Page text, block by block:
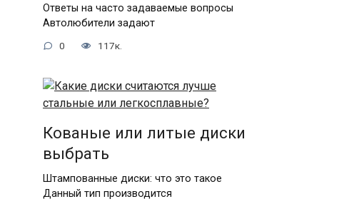
Ответы на часто задаваемые вопросы
Автолюбители задают
0 117к.
Кованые или литые диски
выбрать
Штампованные диски: что это такое
Данный тип производится